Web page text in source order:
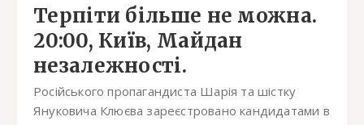
Терпіти більше не можна.
20:00, Київ, Майдан
незалежності.
Російського пропагандиста Шарія та шістку
Януковича Клюєва зареєстровано кандидатами в